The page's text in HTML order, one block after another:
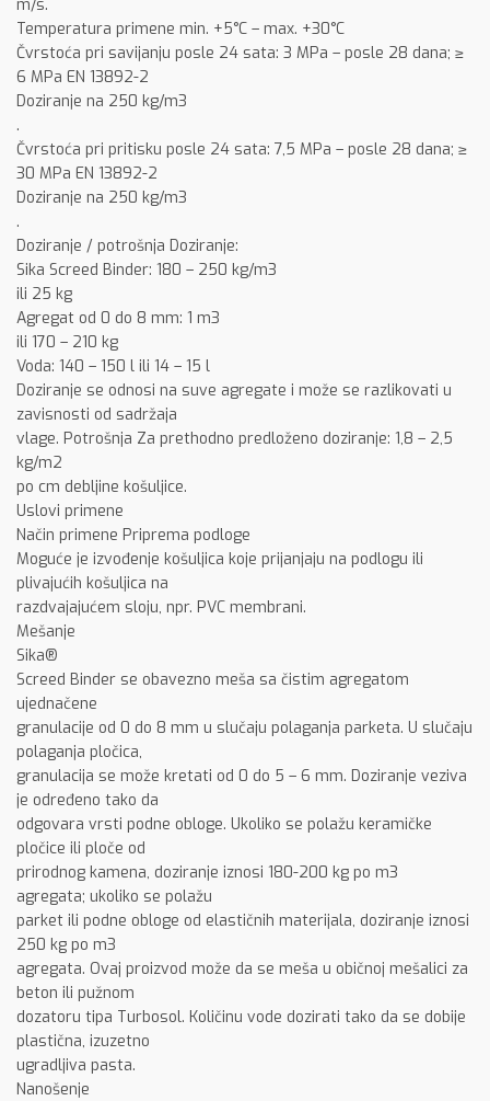
m/s.
Temperatura primene min. +5°C – max. +30°C
Čvrstoća pri savijanju posle 24 sata: 3 MPa – posle 28 dana; ≥
6 MPa EN 13892-2
Doziranje na 250 kg/m3
.
Čvrstoća pri pritisku posle 24 sata: 7,5 MPa – posle 28 dana; ≥
30 MPa EN 13892-2
Doziranje na 250 kg/m3
.
Doziranje / potrošnja Doziranje:
Sika Screed Binder: 180 – 250 kg/m3
ili 25 kg
Agregat od 0 do 8 mm: 1 m3
ili 170 – 210 kg
Voda: 140 – 150 l ili 14 – 15 l
Doziranje se odnosi na suve agregate i može se razlikovati u
zavisnosti od sadržaja
vlage. Potrošnja Za prethodno predloženo doziranje: 1,8 – 2,5
kg/m2
po cm debljine košuljice.
Uslovi primene
Način primene Priprema podloge
Moguće je izvođenje košuljica koje prijanjaju na podlogu ili
plivajućih košuljica na
razdvajajućem sloju, npr. PVC membrani.
Mešanje
Sika®
Screed Binder se obavezno meša sa čistim agregatom
ujednačene
granulacije od 0 do 8 mm u slučaju polaganja parketa. U slučaju
polaganja pločica,
granulacija se može kretati od 0 do 5 – 6 mm. Doziranje veziva
je određeno tako da
odgovara vrsti podne obloge. Ukoliko se polažu keramičke
pločice ili ploče od
prirodnog kamena, doziranje iznosi 180-200 kg po m3
agregata; ukoliko se polažu
parket ili podne obloge od elastičnih materijala, doziranje iznosi
250 kg po m3
agregata. Ovaj proizvod može da se meša u običnoj mešalici za
beton ili pužnom
dozatoru tipa Turbosol. Količinu vode dozirati tako da se dobije
plastična, izuzetno
ugradljiva pasta.
Nanošenje